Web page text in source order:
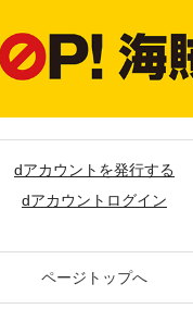
dアカウントを発行する
dアカウントログイン
ページトップへ